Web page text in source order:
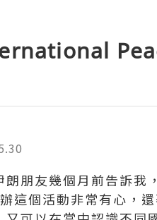
朗朋友幾個月前告訴
這個活動非常有心，